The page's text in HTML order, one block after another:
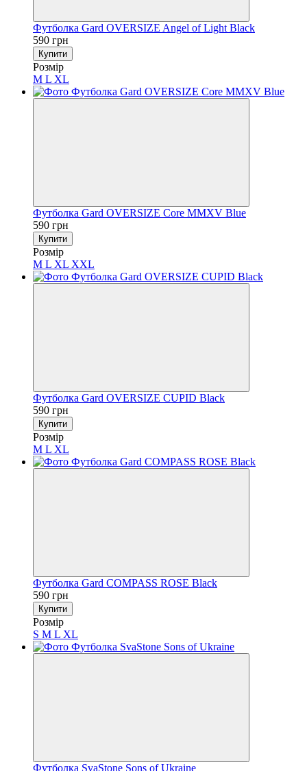
Футболка Gard OVERSIZE Angel of Light Black
590 грн
Купити
Розмір
M L XL
Футболка Gard OVERSIZE Core MMXV Blue
590 грн
Купити
Розмір
M L XL XXL
Футболка Gard OVERSIZE CUPID Black
590 грн
Купити
Розмір
M L XL
Футболка Gard COMPASS ROSE Black
590 грн
Купити
Розмір
S M L XL
Футболка SvaStone Sons of Ukraine